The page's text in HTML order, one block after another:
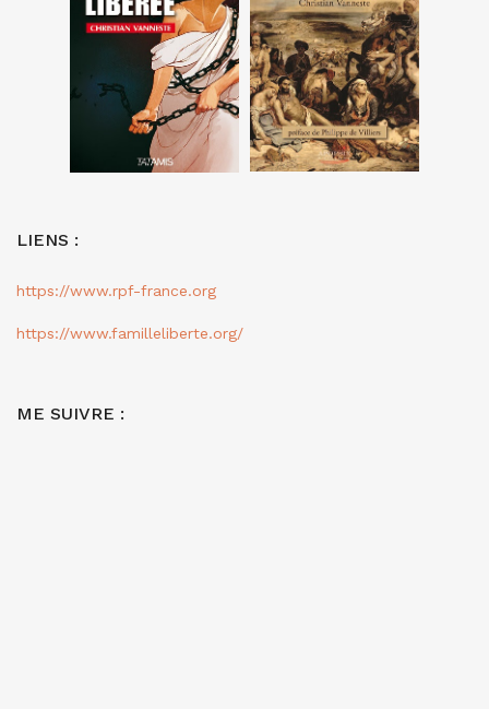
LIENS :
https://www.rpf-france.org
https://www.familleliberte.org/
ME SUIVRE :